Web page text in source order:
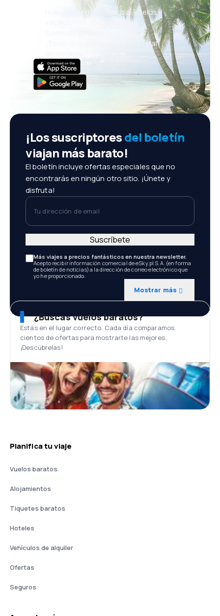
Nuevas ofertas cada día: vuelos,
vacaciones, escapadas
Cómoda gestión de reservas
¡Todo lo que importa, siempre al
¡Los suscriptoresdel boletín
viajan más barato!
El boletín incluye ofertas especiales que no
encontrarás en ningún otro sitio. ¡Únete y
disfruta!
Tu dirección de email
Más viajes a precios fantásticos en nuestra newsletter.
Acepto recibir información comercial de eSky.pl S.A. (en forma
de boletín de noticias) a la dirección de correo electrónico que
yo he proporcionado.
Mostrar más
Suscríbete
¿Buscas vuelos baratos?
Estás en el lugar correcto. Cada día comparamos
cientos de ofertas para mostrarte las mejores.
¡Descúbrelas!
Planifica tu viaje
Vuelos baratos
Alojamientos
Tiquetes baratos
Hoteles
Vehículos de alquiler
Ofertas
Seguros